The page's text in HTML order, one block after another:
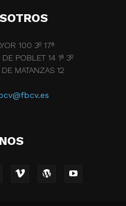
100 3º 17ª
POBLET 14 1ª 3º
MATANZAS 12